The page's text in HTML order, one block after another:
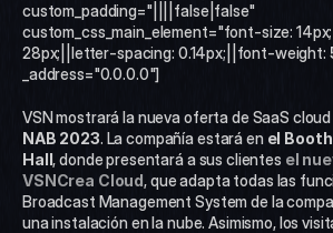
custom_padding="||||false|false"
custom_css_main_element="font-size:
28px;||letter-spacing: 0.14px;||font-weight:
_address="0.0.0.0"]
NAB 2023. La compañía estará en el
Hall, donde presentará a sus clientes el
VSNCrea Cloud, que adapta todas las
Broadcast Management System de la
una instalación en la nube. Asimismo, los